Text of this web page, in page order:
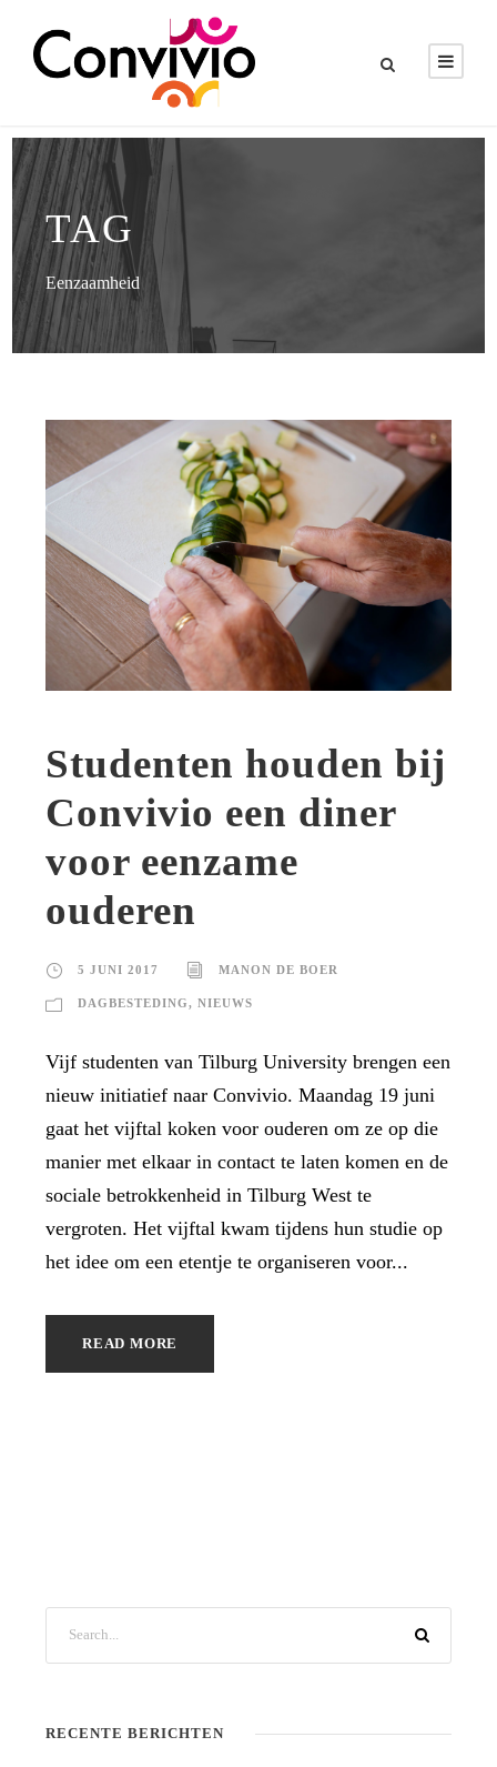
TAG
Eenzaamheid
Studenten houden bij
Convivio een diner
voor eenzame
ouderen
5 JUNI 2017 MANON DE BOER
DAGBESTEDING, NIEUWS
Vijf studenten van Tilburg University brengen een
nieuw initiatief naar Convivio. Maandag 19 juni
gaat het vijftal koken voor ouderen om ze op die
manier met elkaar in contact te laten komen en de
sociale betrokkenheid in Tilburg West te
vergroten. Het vijftal kwam tijdens hun studie op
het idee om een etentje te organiseren voor...
READ MORE
RECENTE BERICHTEN